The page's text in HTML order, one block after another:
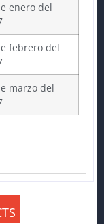
enero del
febrero del
marzo del